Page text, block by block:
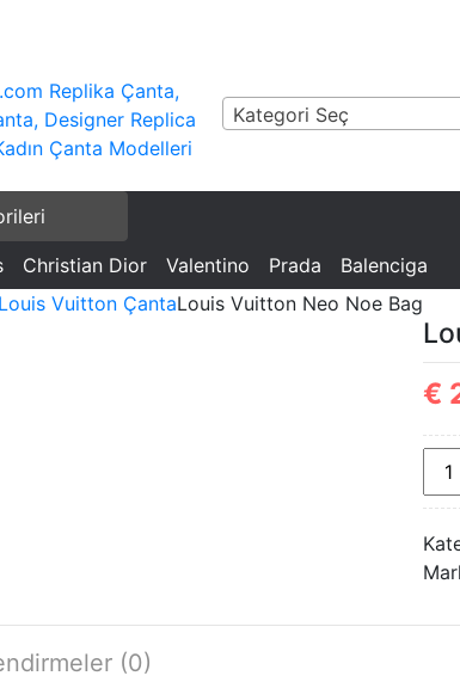
Replica Bags,
Çanta Modelleri
Bags
Kategori Seç
Christian Dior Valentino Prada
Balenciga
Louis Vuitton ÇantaLouis Vuitton Neo Noe Bag
€
Louis
Noe
Bag
(0)